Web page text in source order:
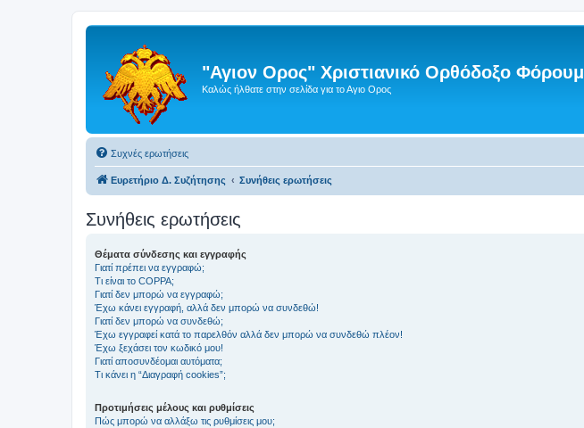
"Αγιον Ορος" Χριστιανικό Ορθόδοξο Φόρουμ
Καλώς ήλθατε στην σελίδα για το Αγιο Ορος
Συχνές ερωτήσεις
Ευρετήριο Δ. Συζήτησης Συνήθεις ερωτήσεις
Συνήθεις ερωτήσεις
Θέματα σύνδεσης και εγγραφής
Γιατί πρέπει να εγγραφώ;
Τι είναι το COPPA;
Γιατί δεν μπορώ να εγγραφώ;
Έχω κάνει εγγραφή, αλλά δεν μπορώ να συνδεθώ!
Γιατί δεν μπορώ να συνδεθώ;
Έχω εγγραφεί κατά το παρελθόν αλλά δεν μπορώ να συνδεθώ πλέον!
Έχω ξεχάσει τον κωδικό μου!
Γιατί αποσυνδέομαι αυτόματα;
Τι κάνει η “Διαγραφή cookies”;
Προτιμήσεις μέλους και ρυθμίσεις
Πώς μπορώ να αλλάξω τις ρυθμίσεις μου;